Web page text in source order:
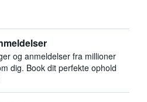
og anmeldelser fra millioner
dig. Book dit perfekte ophold